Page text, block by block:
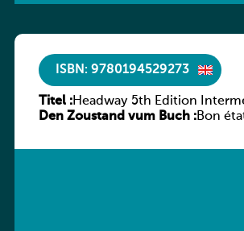
ISBN: 9780194529273
Titel :Headway 5th Edition
Culture and Literature
Den Zoustand vum Buch :Bon